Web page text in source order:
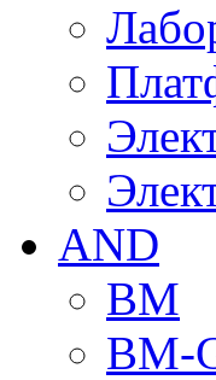
AND
BM
BM-